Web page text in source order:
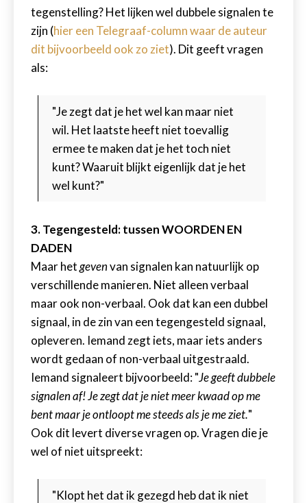
tegenstelling? Het lijken wel dubbele signalen te
zijn (hier een Telegraaf-column waar de auteur
dit bijvoorbeeld ook zo ziet). Dit geeft vragen
als:
"Je zegt dat je het wel kan maar niet
wil. Het laatste heeft niet toevallig
ermee te maken dat je het toch niet
kunt? Waaruit blijkt eigenlijk dat je het
wel kunt?"
3. Tegengesteld: tussen WOORDEN EN
DADEN
Maar hetgevenvan signalen kan natuurlijk op
verschillende manieren. Niet alleen verbaal
maar ook non-verbaal. Ook dat kan een dubbel
signaal, in de zin van een tegengesteld signaal,
opleveren. Iemand zegt iets, maar iets anders
wordt gedaan of non-verbaal uitgestraald.
Iemand signaleert bijvoorbeeld: "Je geeft dubbele
signalen af! Je zegt dat je niet meer kwaad op me
bent maar je ontloopt me steeds als je me ziet."
Ook dit levert diverse vragen op. Vragen die je
wel of niet uitspreekt:
"Klopt het dat ik gezegd heb dat ik niet